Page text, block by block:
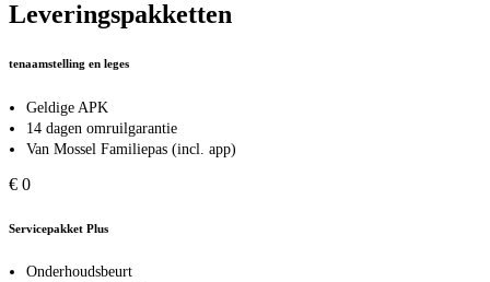
Leveringspakketten
tenaamstelling en leges
Geldige APK
14 dagen omruilgarantie
Van Mossel Familiepas (incl. app)
€ 0
Servicepakket Plus
Onderhoudsbeurt